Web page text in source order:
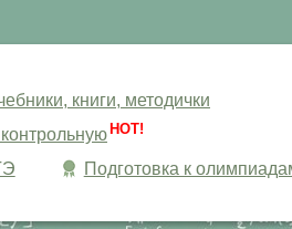
книги, методички
HOT!
Подготовка к